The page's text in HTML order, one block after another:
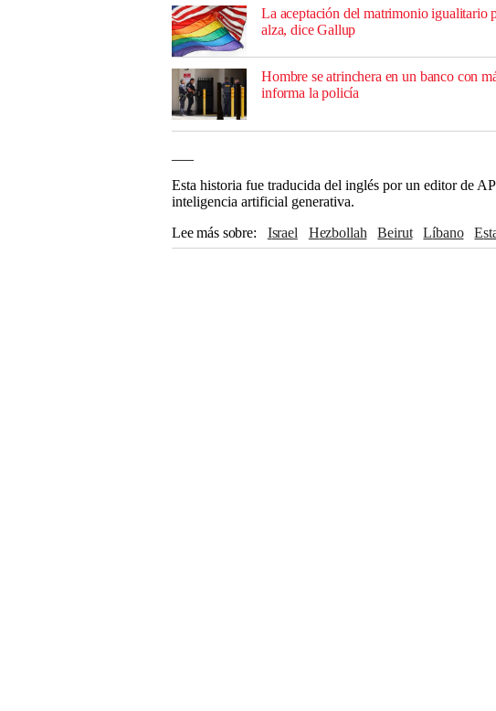
La aceptación del matrimonio igualitario
alza, dice Gallup
Hombre se atrinchera en un banco con
informa la policía
Esta historia fue traducida del inglés por un editor de
inteligencia artificial generativa.
Lee más sobre
Israel Hezbollah Beirut Líbano
Departamento de Estado
Benjamin Netanyahu